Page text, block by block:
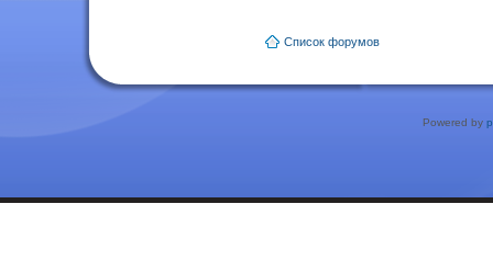
Список форумов
Powered by